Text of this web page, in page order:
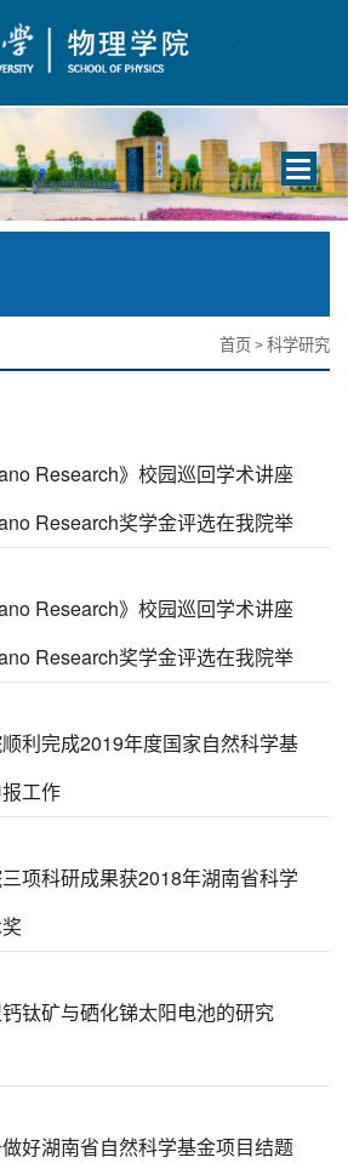
Toggle
首页 > 科学研究
Research》校园巡回学术讲座
Research奖学金评选在我院举
Research》校园巡回学术讲座
Research奖学金评选在我院举
利完成2019年度国家自然科学基
工作
项科研成果获2018年湖南省科学
钛矿与硒化锑太阳电池的研究
好湖南省自然科学基金项目结题